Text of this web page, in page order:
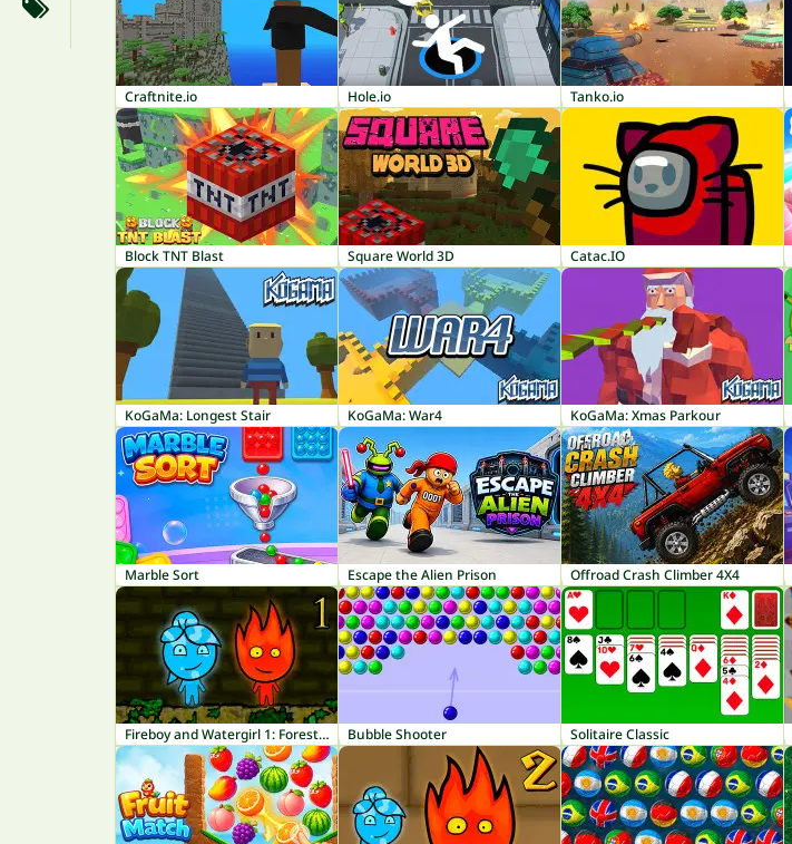
Craftnite.io Hole.io Tanko.io
Block TNT Blast Square World 3D Catac.IO
KoGaMa: Longest Stair KoGaMa: War4 KoGaMa: Xmas Parkour
Marble Sort Escape the Alien Prison Offroad Crash Climber 4X4
Fireboy and Watergirl 1: Forest Temple Bubble Shooter Solitaire Classic